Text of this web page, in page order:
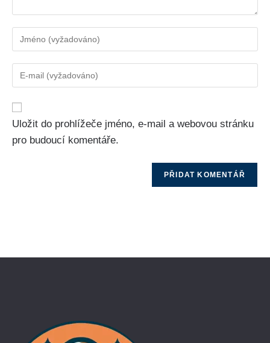
Uložit do prohlížeče jméno, e-mail a webovou stránku
pro budoucí komentáře.